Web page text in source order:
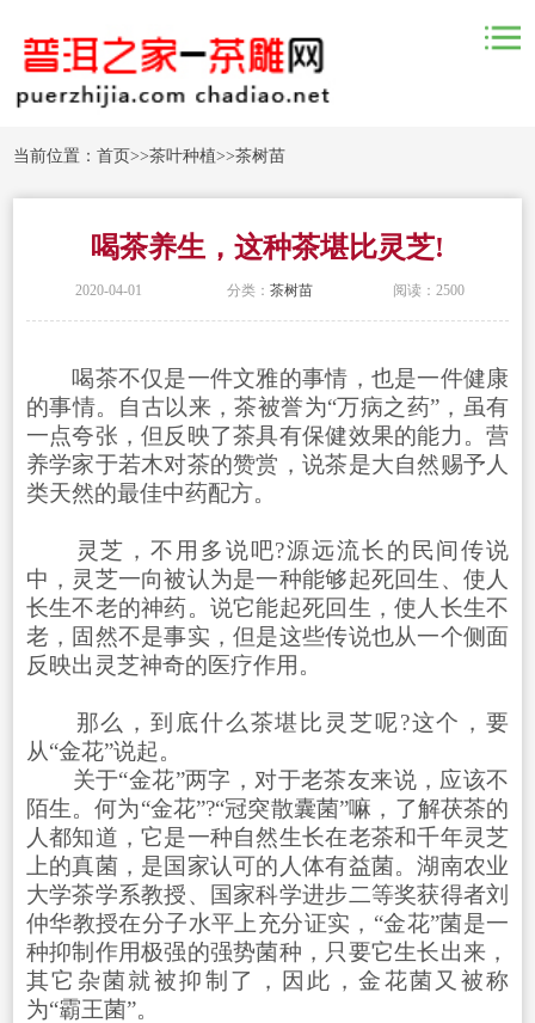
当前位置：首页>>茶叶种植>>茶树苗
喝茶养生，这种茶堪比灵芝!
2020-04-01 分类： 茶树苗 阅读：2500
喝茶不仅是一件文雅的事情，也是一件健康
的事情。自古以来，茶被誉为“万病之药”，虽有
一点夸张，但反映了茶具有保健效果的能力。营
养学家于若木对茶的赞赏，说茶是大自然赐予人
类天然的最佳中药配方。
灵芝，不用多说吧?源远流长的民间传说
中，灵芝一向被认为是一种能够起死回生、使人
长生不老的神药。说它能起死回生，使人长生不
老，固然不是事实，但是这些传说也从一个侧面
反映出灵芝神奇的医疗作用。
那么，到底什么茶堪比灵芝呢?这个，要
从“金花”说起。
关于“金花”两字，对于老茶友来说，应该不
陌生。何为“金花”?“冠突散囊菌”嘛，了解茯茶的
人都知道，它是一种自然生长在老茶和千年灵芝
上的真菌，是国家认可的人体有益菌。湖南农业
大学茶学系教授、国家科学进步二等奖获得者刘
仲华教授在分子水平上充分证实，“金花”菌是一
种抑制作用极强的强势菌种，只要它生长出来，
其它杂菌就被抑制了，因此，金花菌又被称
为“霸王菌”。